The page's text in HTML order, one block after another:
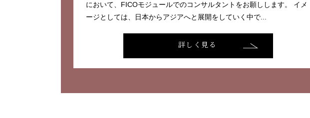
において、FICOモジュールでのコンサルタントをお願しします。 イメ
ージとしては、日本からアジアへと展開をしていく中で...
詳しく見る